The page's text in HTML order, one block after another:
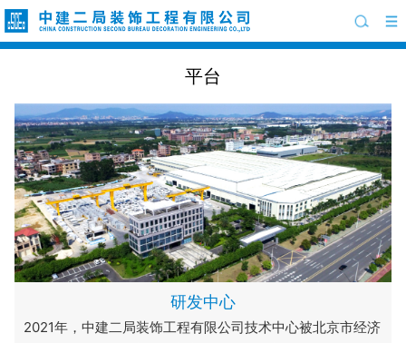
平台
研发中心
2021年，中建二局装饰工程有限公司技术中心被北京市经济